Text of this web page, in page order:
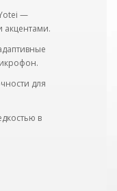
—
акцентами.
для
в